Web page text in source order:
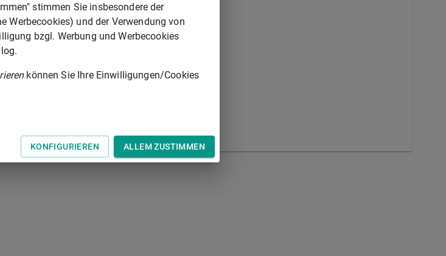
stimmen Sie insbesondere der
Werbecookies) und der Verwendung von
bzgl. Werbung und Werbecookies
können Sie Ihre Einwilligungen/Cookies
KONFIGURIEREN ALLEM ZUSTIMMEN